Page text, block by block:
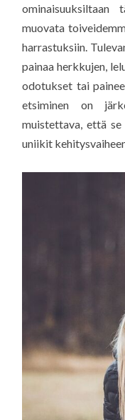
muovata
harrastuksiin.
painaa herkkujen,
odotukset tai
etsiminen on
muistettava, että
uniikit